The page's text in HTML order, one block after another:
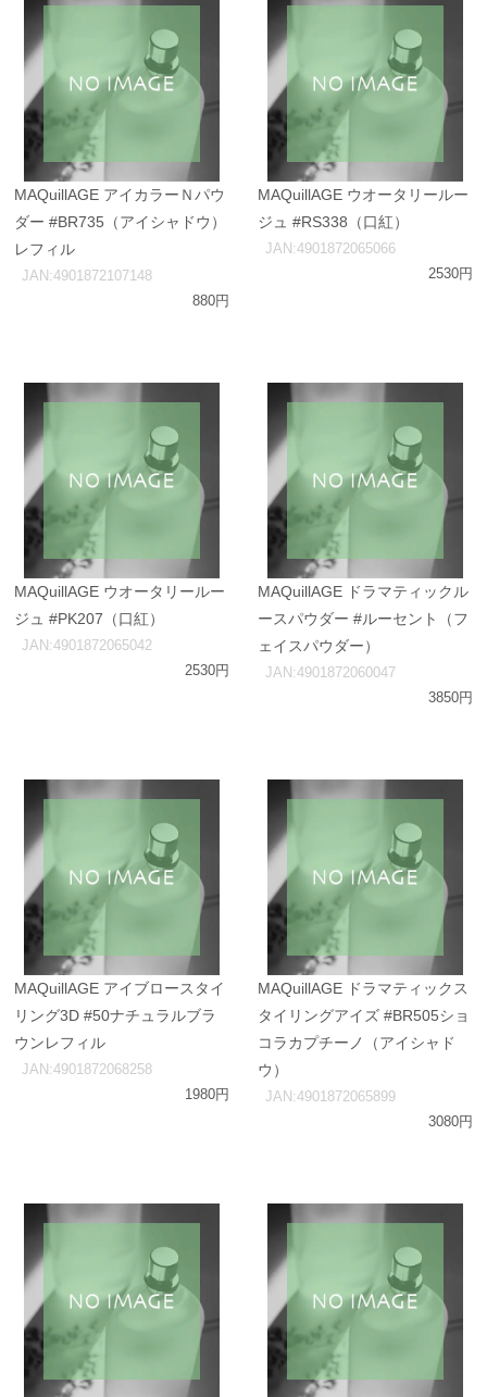
MAQuillAGE アイカラーＮパウ
ダー #BR735（アイシャドウ）
レフィル
JAN:4901872107148
880円
MAQuillAGE ウオータリールー
ジュ #RS338（口紅）
JAN:4901872065066
2530円
MAQuillAGE ウオータリールー
ジュ #PK207（口紅）
JAN:4901872065042
2530円
MAQuillAGE ドラマティックル
ースパウダー #ルーセント（フ
ェイスパウダー）
JAN:4901872060047
3850円
MAQuillAGE アイブロースタイ
リング3D #50ナチュラルブラ
ウンレフィル
JAN:4901872068258
1980円
MAQuillAGE ドラマティックス
タイリングアイズ #BR505ショ
コラカプチーノ（アイシャド
ウ）
JAN:4901872065899
3080円